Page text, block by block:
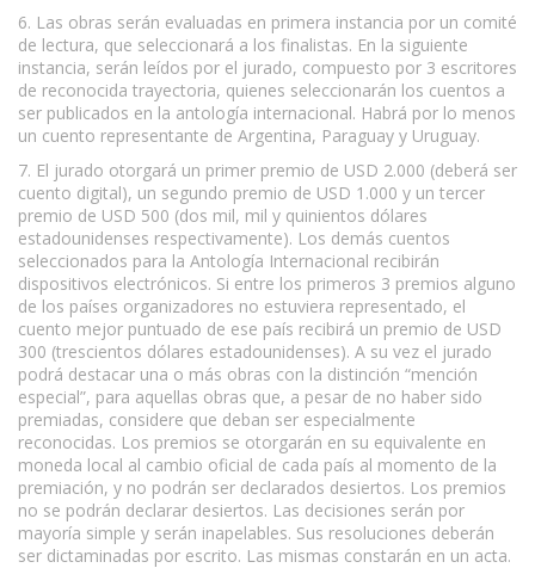
6. Las obras serán evaluadas en primera instancia por un comité
de lectura, que seleccionará a los finalistas. En la siguiente
instancia, serán leídos por el jurado, compuesto por 3 escritores
de reconocida trayectoria, quienes seleccionarán los cuentos a
ser publicados en la antología internacional. Habrá por lo menos
un cuento representante de Argentina, Paraguay y Uruguay.
7. El jurado otorgará un primer premio de USD 2.000 (deberá ser
cuento digital), un segundo premio de USD 1.000 y un tercer
premio de USD 500 (dos mil, mil y quinientos dólares
estadounidenses respectivamente). Los demás cuentos
seleccionados para la Antología Internacional recibirán
dispositivos electrónicos. Si entre los primeros 3 premios alguno
de los países organizadores no estuviera representado, el
cuento mejor puntuado de ese país recibirá un premio de USD
300 (trescientos dólares estadounidenses). A su vez el jurado
podrá destacar una o más obras con la distinción “mención
especial”, para aquellas obras que, a pesar de no haber sido
premiadas, considere que deban ser especialmente
reconocidas. Los premios se otorgarán en su equivalente en
moneda local al cambio oficial de cada país al momento de la
premiación, y no podrán ser declarados desiertos. Los premios
no se podrán declarar desiertos. Las decisiones serán por
mayoría simple y serán inapelables. Sus resoluciones deberán
ser dictaminadas por escrito. Las mismas constarán en un acta.